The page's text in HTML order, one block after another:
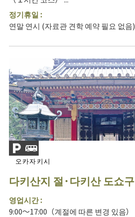
정기휴일 :
연말 연시 (자료관 견학 예약 필요 없음)
오카자키시
다키산지 절·다키산 도쇼구
영업시간 :
9:00～17:00（계절에 따른 변경 있음）